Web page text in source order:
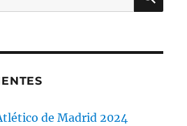
de Madrid 2024